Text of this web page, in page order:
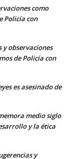
como
Policía con
y observaciones
de Policía con
es asesinado de
medio siglo
y la ética
y